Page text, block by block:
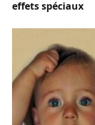
effets spéciaux